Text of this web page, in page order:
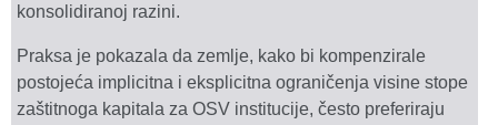
konsolidiranoj razini.
Praksa je pokazala da zemlje, kako bi kompenzirale
postojeća implicitna i eksplicitna ograničenja visine stope
zaštitnoga kapitala za OSV institucije, često preferiraju